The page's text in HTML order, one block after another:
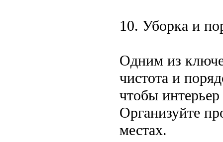
10. Уборка и
Одним из
чистота и
чтобы
Организуйте
местах.